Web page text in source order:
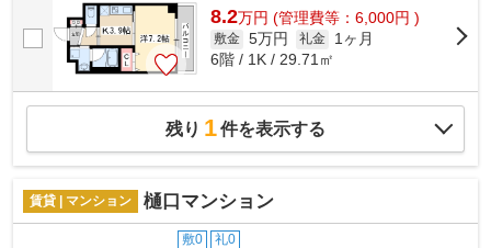
8.2万円 (管理費等：6,000円 )
敷金 5万円 礼金
1ヶ月
6階 / 1K / 29.71㎡
残り 1件を表示する
賃貸 | マンション 樋口マンション
敷0 礼0